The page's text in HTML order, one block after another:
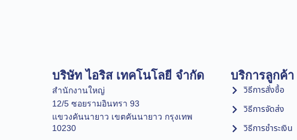
บริษัท ไอริส เทคโนโลยี จำกัด
สำนักงานใหญ่
12/5 ซอยรามอินทรา 93
แขวงคันนายาว เขตคันนายาว กรุงเทพ
10230
บริการลูกค้า
วิธีการสั่งซื้อ
วิธีการจัดส่ง
วิธีการชำระเงิน